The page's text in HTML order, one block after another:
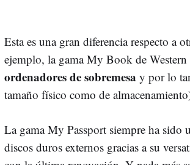
Esta es una gran diferencia respecto a
ejemplo, la gama My Book de
ordenadores de sobremesa y por lo
tamaño físico como de
La gama My Passport siempre ha sido
discos duros externos gracias a su